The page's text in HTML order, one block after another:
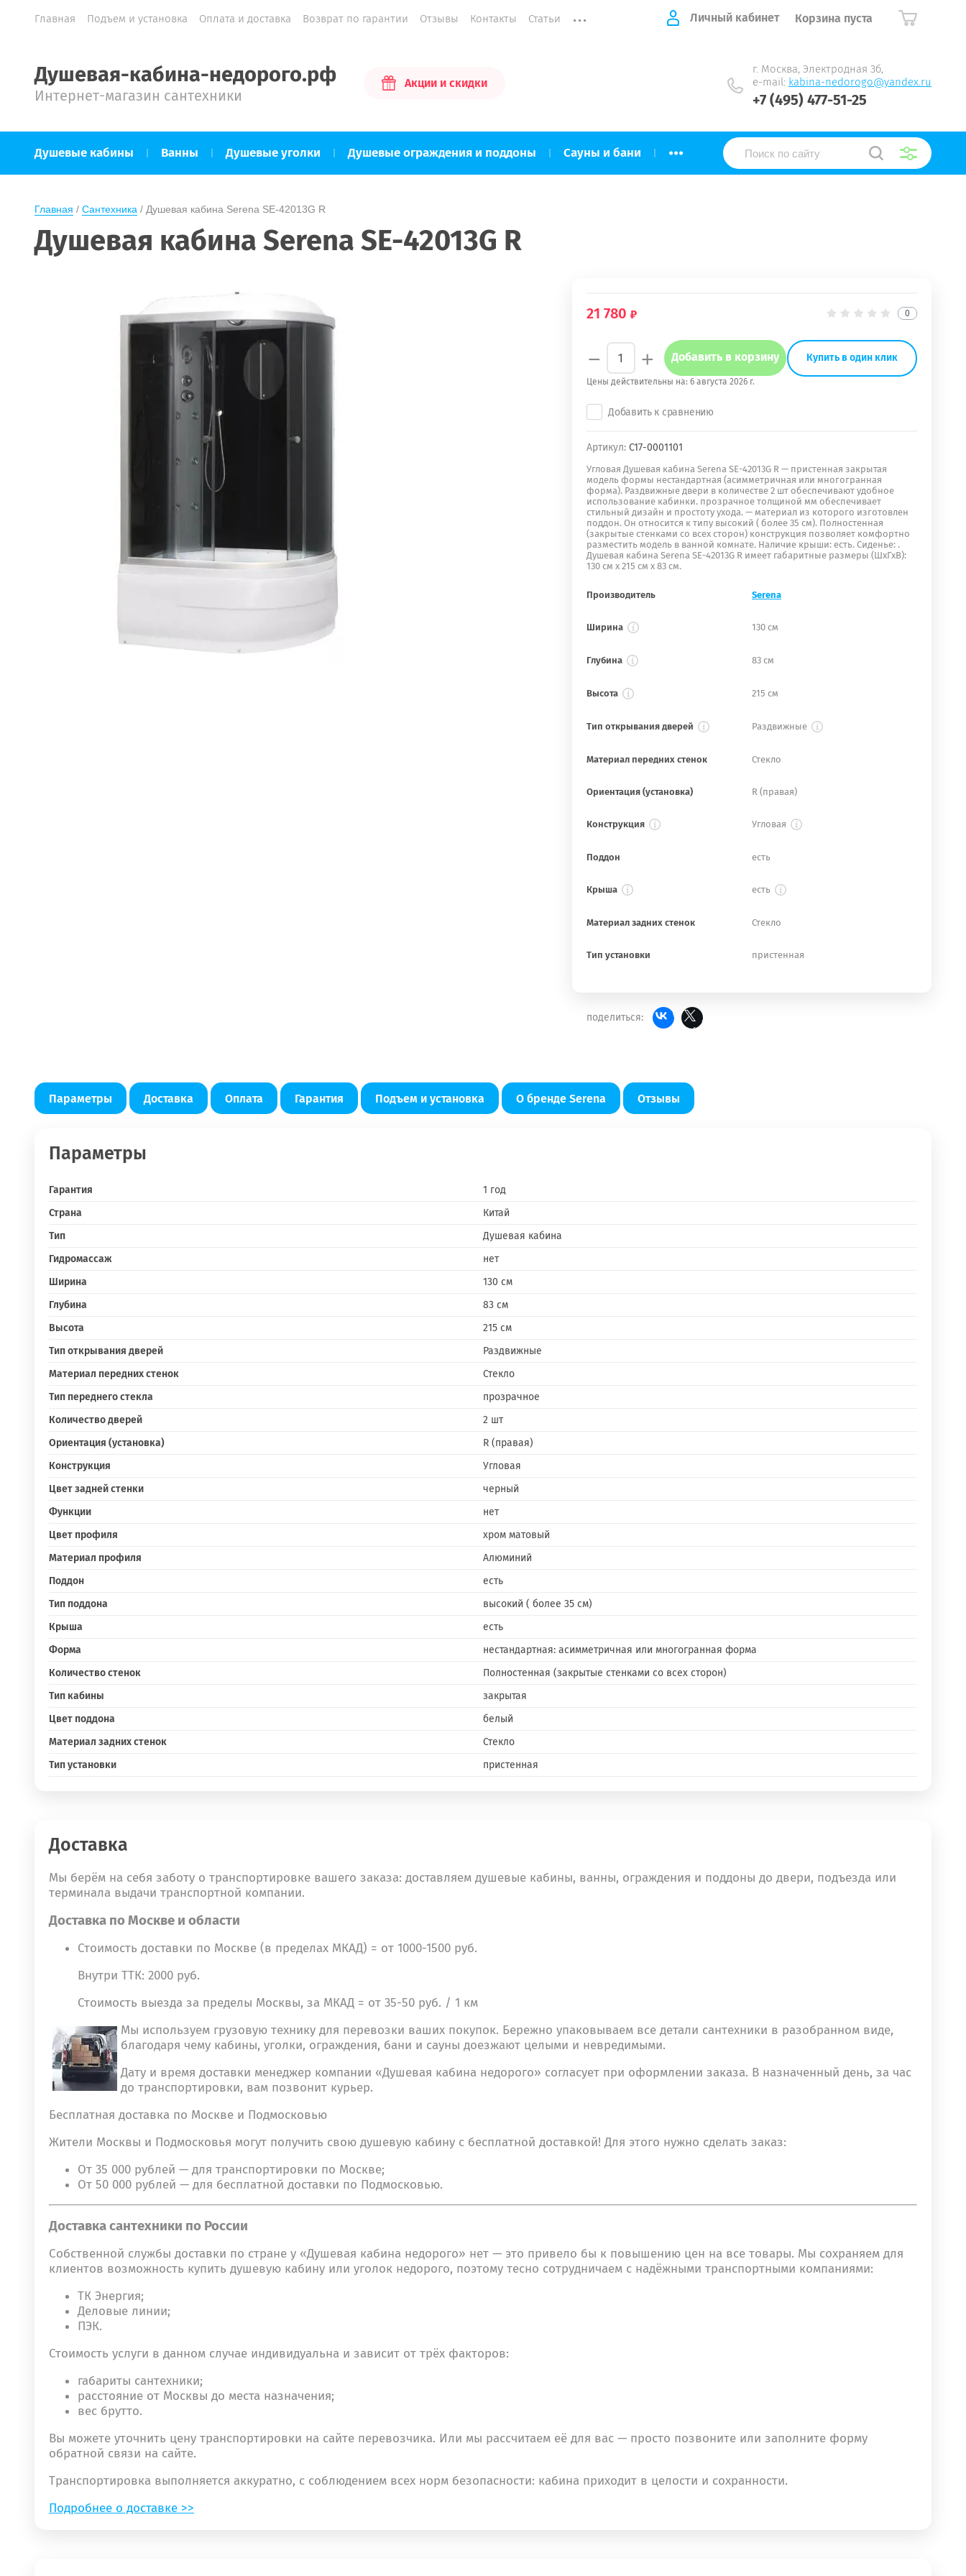
Главная Подъем и установка Оплата и доставка Возврат по гарантии Отзывы Контакты Статьи ... Личный кабинет Корзина пуста
Душевая-кабина-недорого.рф
Интернет-магазин сантехники
Акции и скидки
г. Москва, Электродная 3б,
e-mail: kabina-nedorogo@yandex.ru
+7 (495) 477-51-25
Душевые кабины Ванны Душевые уголки Душевые ограждения и поддоны Сауны и бани ...
Главная / Сантехника / Душевая кабина Serena SE-42013G R
Душевая кабина Serena SE-42013G R
21 780 0
− + Добавить в корзину Купить в один клик
Цены действительны на: 6 августа 2026 г.
Добавить к сравнению
Артикул: С17-0001101
Угловая Душевая кабина Serena SE-42013G R — пристенная закрытая
модель формы нестандартная (асимметричная или многогранная
форма). Раздвижные двери в количестве 2 шт обеспечивают удобное
использование кабинки. прозрачное толщиной мм обеспечивает
стильный дизайн и простоту ухода. — материал из которого изготовлен
поддон. Он относится к типу высокий ( более 35 см). Полностенная
(закрытые стенками со всех сторон) конструкция позволяет комфортно
разместить модель в ванной комнате. Наличие крыши: есть. Сиденье: .
Душевая кабина Serena SE-42013G R имеет габаритные размеры (ШхГхВ):
130 см х 215 см х 83 см.
Производитель Serena
Ширина 130 см
Глубина 83 см
Высота 215 см
Тип открывания дверей Раздвижные
Материал передних стенок Стекло
Ориентация (установка) R (правая)
Конструкция Угловая
Поддон есть
Крыша есть
Материал задних стенок Стекло
Тип установки пристенная
поделиться:
Параметры Доставка Оплата Гарантия Подъем и установка О бренде Serena Отзывы
Параметры
Гарантия
1 год
Страна
Китай
Тип
Душевая кабина
Гидромассаж
нет
Ширина
130 см
Глубина
83 см
Высота
215 см
Тип открывания дверей
Раздвижные
Материал передних стенок
Стекло
Тип переднего стекла
прозрачное
Количество дверей
2 шт
Ориентация (установка)
R (правая)
Конструкция
Угловая
Цвет задней стенки
черный
Функции
нет
Цвет профиля
хром матовый
Материал профиля
Алюминий
Поддон
есть
Тип поддона
высокий ( более 35 см)
Крыша
есть
Форма
нестандартная: асимметричная или многогранная форма
Количество стенок
Полностенная (закрытые стенками со всех сторон)
Тип кабины
закрытая
Цвет поддона
белый
Материал задних стенок
Стекло
Тип установки
пристенная
Доставка
Мы берём на себя заботу о транспортировке вашего заказа: доставляем душевые кабины, ванны, ограждения и поддоны до двери, подъезда или
терминала выдачи транспортной компании.
Доставка по Москве и области
Стоимость доставки по Москве (в пределах МКАД) = от 1000-1500 руб.
Внутри ТТК: 2000 руб.
Стоимость выезда за пределы Москвы, за МКАД = от 35-50 руб. / 1 км
Мы используем грузовую технику для перевозки ваших покупок. Бережно упаковываем все детали сантехники в разобранном виде,
благодаря чему кабины, уголки, ограждения, бани и сауны доезжают целыми и невредимыми.
Дату и время доставки менеджер компании «Душевая кабина недорого» согласует при оформлении заказа. В назначенный день, за час
до транспортировки, вам позвонит курьер.
Бесплатная доставка по Москве и Подмосковью
Жители Москвы и Подмосковья могут получить свою душевую кабину с бесплатной доставкой! Для этого нужно сделать заказ:
От 35 000 рублей — для транспортировки по Москве;
От 50 000 рублей — для бесплатной доставки по Подмосковью.
Доставка сантехники по России
Собственной службы доставки по стране у «Душевая кабина недорого» нет — это привело бы к повышению цен на все товары. Мы сохраняем для
клиентов возможность купить душевую кабину или уголок недорого, поэтому тесно сотрудничаем с надёжными транспортными компаниями:
ТК Энергия;
Деловые линии;
ПЭК.
Стоимость услуги в данном случае индивидуальна и зависит от трёх факторов:
габариты сантехники;
расстояние от Москвы до места назначения;
вес брутто.
Вы можете уточнить цену транспортировки на сайте перевозчика. Или мы рассчитаем её для вас — просто позвоните или заполните форму
обратной связи на сайте.
Транспортировка выполняется аккуратно, с соблюдением всех норм безопасности: кабина приходит в целости и сохранности.
Подробнее о доставке >>